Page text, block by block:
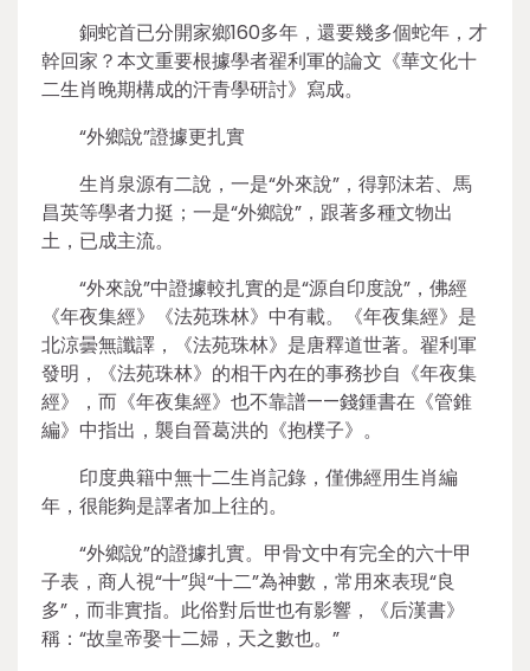
銅蛇首已分開家鄉160多年，還要幾多個蛇年，才
幹回家？本文重要根據學者翟利軍的論文《華文化十
二生肖晚期構成的汗青學研討》寫成。
“外鄉說”證據更扎實
生肖泉源有二說，一是“外來說”，得郭沫若、馬
昌英等學者力挺；一是“外鄉說”，跟著多種文物出
土，已成主流。
“外來說”中證據較扎實的是“源自印度說”，佛經
《年夜集經》《法苑珠林》中有載。《年夜集經》是
北涼曇無讖譯，《法苑珠林》是唐釋道世著。翟利軍
發明，《法苑珠林》的相干內在的事務抄自《年夜集
經》，而《年夜集經》也不靠譜——錢鍾書在《管錐
編》中指出，襲自晉葛洪的《抱樸子》。
印度典籍中無十二生肖記錄，僅佛經用生肖編
年，很能夠是譯者加上往的。
“外鄉說”的證據扎實。甲骨文中有完全的六十甲
子表，商人視“十”與“十二”為神數，常用來表現“良
多”，而非實指。此俗對后世也有影響，《后漢書》
稱：“故皇帝娶十二婦，天之數也。”